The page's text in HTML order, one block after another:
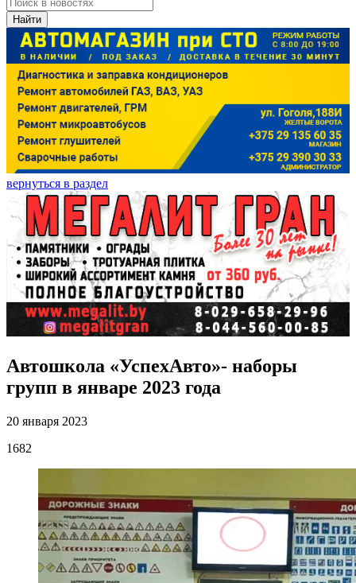
Найти
вернуться в раздел
Автошкола «УспехАвто»- наборы
групп в январе 2023 года
20 января 2023
1682